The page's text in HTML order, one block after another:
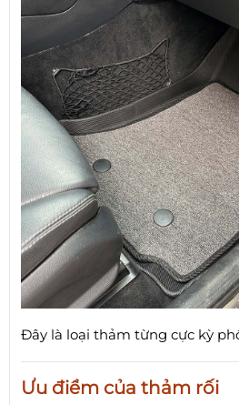
Đây là loại thảm từng cực kỳ
Ưu điểm của thảm rối